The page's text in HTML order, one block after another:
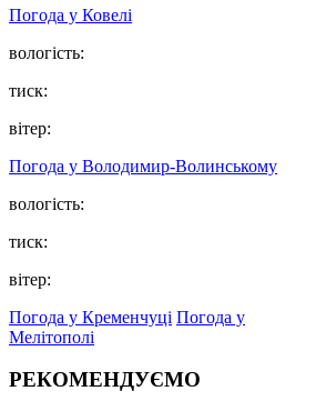
Погода у Ковелі
вологість:
тиск:
вітер:
Погода у Володимир-Волинському
вологість:
тиск:
вітер:
Погода у Кременчуці Погода у
Мелітополі
РЕКОМЕНДУЄМО